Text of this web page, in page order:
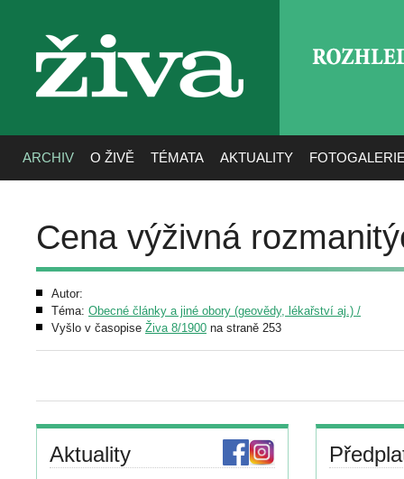
živa
ARCHIV O ŽIVĚ TÉMATA AKTUALITY
Cena výživná
Autor:
Téma: Obecné články a jiné obory (geovědy, lékařství aj.) /
Vyšlo v časopise Živa 8/1900 na straně 253
Aktuality